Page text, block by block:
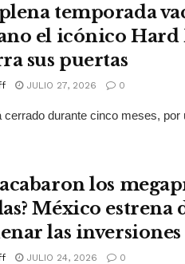
temporada
el icónico Hard
sus puertas
JULIO 27, 2026 0
cerrado durante cinco meses, por
acabaron los
México estrena
las
JULIO 24, 2026 0